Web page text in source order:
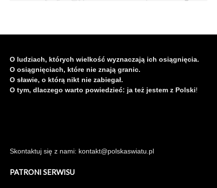
O ludziach, których wielkość wyznaczają ich osiągnięcia.
O osiągnięciach, które nie znają granic.
O sławie, o którą nikt nie zabiegał.
O tym, dlaczego warto powiedzieć: ja też jestem z Polski!
Skontaktuj się z nami: kontakt@polskaswiatu.pl
PATRONI SERWISU